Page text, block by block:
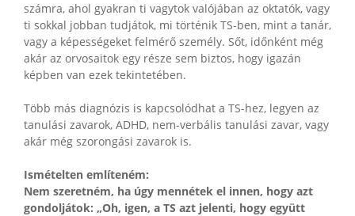
számra, ahol gyakran ti vagytok valójában az oktatók, vagy
ti sokkal jobban tudjátok, mi történik TS-ben, mint a tanár,
vagy a képességeket felmérő személy. Sőt, időnként még
akár az orvosaitok egy része sem biztos, hogy igazán
képben van ezek tekintetében.
Több más diagnózis is kapcsolódhat a TS-hez, legyen az
tanulási zavarok, ADHD, nem-verbális tanulási zavar, vagy
akár még szorongási zavarok is.
Ismételten említeném:
Nem szeretném, ha úgy mennétek el innen, hogy azt
gondoljátok: „Oh, igen, a TS azt jelenti, hogy együtt